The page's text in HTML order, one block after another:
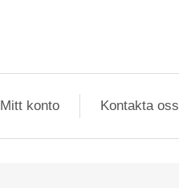
Mitt konto Kontakta oss